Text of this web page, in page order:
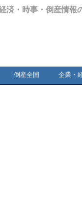
済・時事・倒産情報
倒産全国 企業・